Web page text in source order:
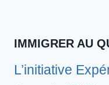
IMMIGRER AU
L’initiative